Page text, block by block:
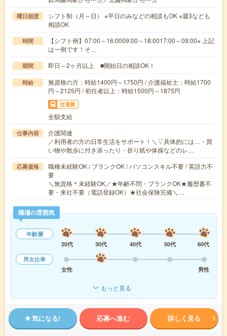
曜日頻度
シフト制（月～日） ※平日のみなどの相談もOK ※週3なども
相談OK
時間
【シフト例】07:00～16:0009:00～18:0017:00～09:00※ 上記
は一例です！そ…
期間 即日～2ヶ月以上 ■開始日の相談OK！
時給
無資格の方：時給1400円～1750円 / 介護福祉士：時給1700
円～2125円 / 初任者以上：時給1500円～1875円
交通費
全額支給
仕事内容
介護関連
／利用者の方の日常生活をサポート！＼▽具体的には…・買
い物や散歩に付き添ったり・折り紙や体操などのレ…
応募資格
職種未経験OK / ブランクOK / パソコンスキル不要 / 英語力不
要
＼無資格＊未経験OK／★年齢不問・ブランクOK★履歴書不
要・来社不要（電話登録OK）★社会保険完備＼…
職場の雰囲気
年齢層
20代
30代 40代 50代
60代
男女比率
女性
男性
もっと見る
気になる! 応募へ進む 詳しく見る